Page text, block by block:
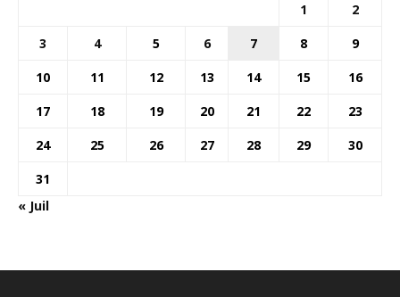
1
2
3
4 5 6 7 8
9
10
11 12 13 14 15
16
17
18 19 20 21 22
23
24
25 26 27 28 29
30
31
« Juil